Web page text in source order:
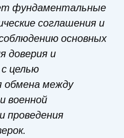
фундаментальные
соглашения и
основных
доверия и
целью
обмена между
военной
проведения